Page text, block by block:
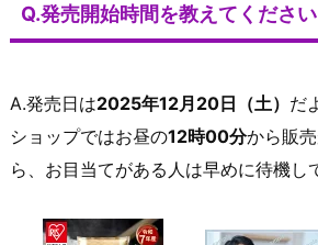
Q.発売開始時間を教えてください
A.発売日は2025年12月20日（土） だ
ショップではお昼の12時00分から販
ら、お目当てがある人は早めに待機し